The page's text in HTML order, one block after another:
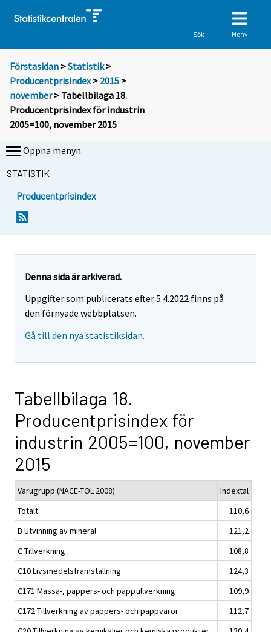
Sök Meny
Förstasidan >Statistik >
Producentprisindex> 2015 >
november> Tabellbilaga 18.
Producentprisindex för industrin
2005=100, november 2015
Öppna menyn
STATISTIK
Producentprisindex
Denna sida är arkiverad.
Uppgifter som publicerats efter 5.4.2022 finns på
den förnyade webbplatsen.
Gå till den nya statistiksidan.
Tabellbilaga 18.
Producentprisindex för
industrin 2005=100, november
2015
Varugrupp (NACE-TOL 2008)
Indextal
Totalt
110,6
B Utvinning av mineral
121,2
C Tillverkning
108,8
C10 Livsmedelsframställning
124,3
C171 Massa-, pappers- och papptillverkning
109,9
C172 Tillverkning av pappers- och pappvaror
112,7